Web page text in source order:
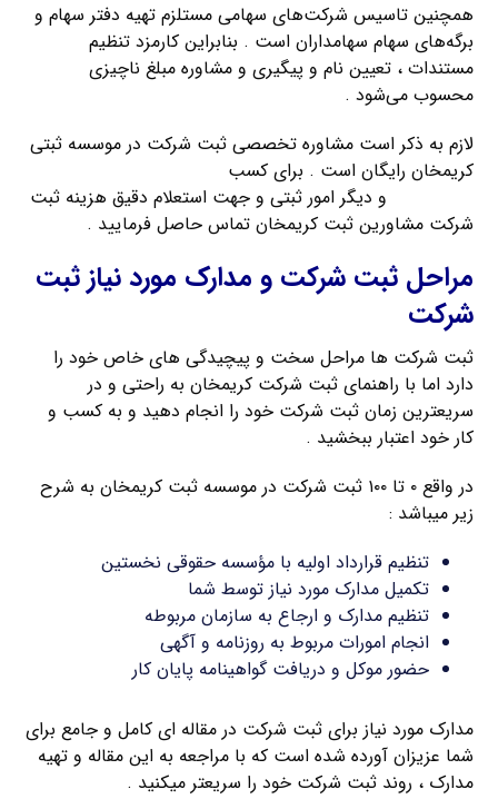
همچنین تاسیس شرکت‌های سهامی مستلزم تهیه دفتر سهام و
برگه‌های سهام سهامداران است . بنابراین کارمزد تنظیم
مستندات ، تعیین نام و پیگیری و مشاوره مبلغ ناچیزی
محسوب می‌شود .
لازم به ذکر است مشاوره تخصصی ثبت شرکت در موسسه ثبتی
کریمخان رایگان است . برای کسب
و دیگر امور ثبتی و جهت استعلام دقیق هزینه ثبت
شرکت مشاورین ثبت کریمخان تماس حاصل فرمایید .
مراحل ثبت شرکت و مدارک مورد نیاز ثبت
شرکت
ثبت شرکت ها مراحل سخت و پیچیدگی های خاص خود را
دارد اما با راهنمای ثبت شرکت کریمخان به راحتی و در
سریعترین زمان ثبت شرکت خود را انجام دهید و به کسب و
کار خود اعتبار ببخشید .
در واقع ۰ تا ۱۰۰ ثبت شرکت در موسسه ثبت کریمخان به شرح
زیر میباشد :
تنظیم قرارداد اولیه با مؤسسه حقوقی نخستین
تکمیل مدارک مورد نیاز توسط شما
تنظیم مدارک و ارجاع به سازمان مربوطه
انجام امورات مربوط به روزنامه و آگهی
حضور موکل و دریافت گواهینامه پایان کار
مدارک مورد نیاز برای ثبت شرکت در مقاله ای کامل و جامع برای
شما عزیزان آورده شده است که با مراجعه به این مقاله و تهیه
مدارک ، روند ثبت شرکت خود را سریعتر میکنید .